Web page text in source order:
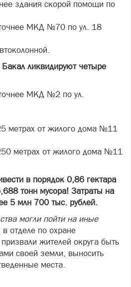
здания скорой помощи по
МКД №70 по ул. 18
ликвидируют четыре
МКД №2 по ул.
метрах от жилого дома №11
метрах от жилого дома №11
в порядок 0,86 гектара
тонн мусора! Затраты на
5 млн 700 тыс. рублей.
могли пойти на иные
отделе по охране
жителей округа быть
своей земли, выносить
места.